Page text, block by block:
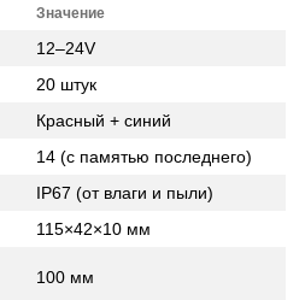
Значение
12–24V
20 штук
Красный + синий
14 (с памятью последнего)
IP67 (от влаги и пыли)
115×42×10 мм
100 мм